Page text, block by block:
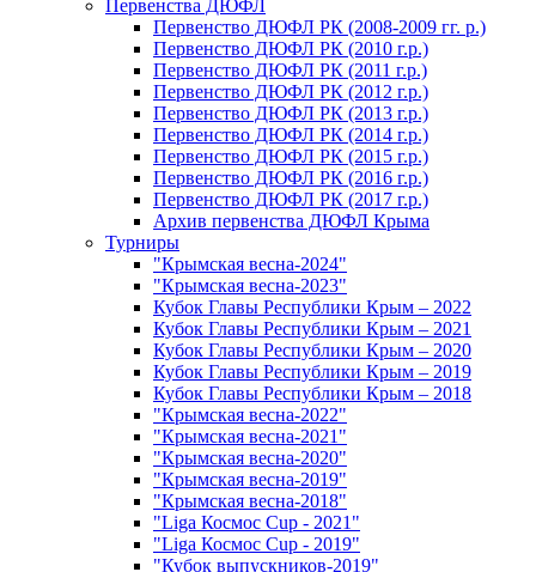
Первенства ДЮФЛ
Первенство ДЮФЛ РК (2008-2009 гг. р.)
Первенство ДЮФЛ РК (2010 г.р.)
Первенство ДЮФЛ РК (2011 г.р.)
Первенство ДЮФЛ РК (2012 г.р.)
Первенство ДЮФЛ РК (2013 г.р.)
Первенство ДЮФЛ РК (2014 г.р.)
Первенство ДЮФЛ РК (2015 г.р.)
Первенство ДЮФЛ РК (2016 г.р.)
Первенство ДЮФЛ РК (2017 г.р.)
Архив первенства ДЮФЛ Крыма
Турниры
"Крымская весна-2024"
"Крымская весна-2023"
Кубок Главы Республики Крым – 2022
Кубок Главы Республики Крым – 2021
Кубок Главы Республики Крым – 2020
Кубок Главы Республики Крым – 2019
Кубок Главы Республики Крым – 2018
"Крымская весна-2022"
"Крымская весна-2021"
"Крымская весна-2020"
"Крымская весна-2019"
"Крымская весна-2018"
"Liga Космос Cup - 2021"
"Liga Космос Cup - 2019"
"Кубок выпускников-2019"